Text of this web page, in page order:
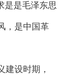
是是毛泽东思
，是中国革
设时期，